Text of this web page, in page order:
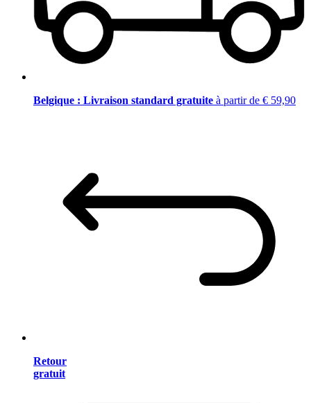
Belgique : Livraison standard gratuite à partir de € 59,90
Retour
gratuit